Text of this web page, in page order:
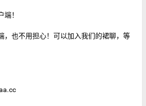
！
，也不用担心！可以加入我们的裙聊，等